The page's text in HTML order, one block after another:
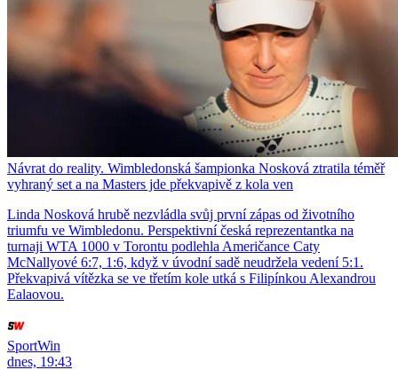
Návrat do reality. Wimbledonská šampionka Nosková ztratila téměř
vyhraný set a na Masters jde překvapivě z kola ven
Linda Nosková hrubě nezvládla svůj první zápas od životního
triumfu ve Wimbledonu. Perspektivní česká reprezentantka na
turnaji WTA 1000 v Torontu podlehla Američance Caty
McNallyové 6:7, 1:6, když v úvodní sadě neudržela vedení 5:1.
Překvapivá vítězka se ve třetím kole utká s Filipínkou Alexandrou
Ealaovou.
SportWin
dnes, 19:43